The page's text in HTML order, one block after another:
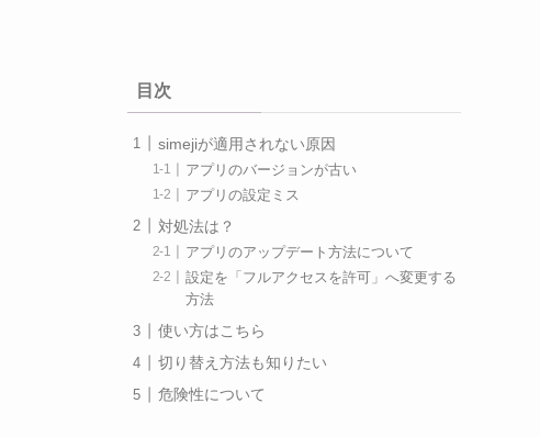
目次
simejiが適用されない原因
アプリのバージョンが古い
アプリの設定ミス
対処法は？
アプリのアップデート方法について
設定を「フルアクセスを許可」へ変更する
方法
使い方はこちら
切り替え方法も知りたい
危険性について